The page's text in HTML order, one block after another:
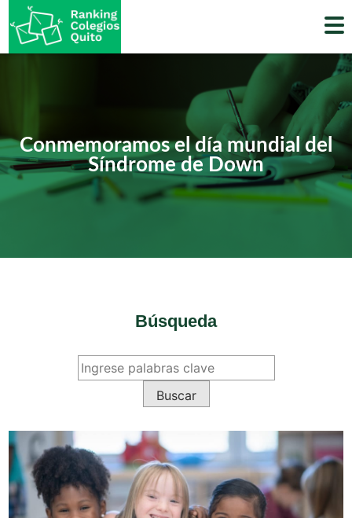
to
content
Conmemoramos el día mundial del
Síndrome de Down
Búsqueda